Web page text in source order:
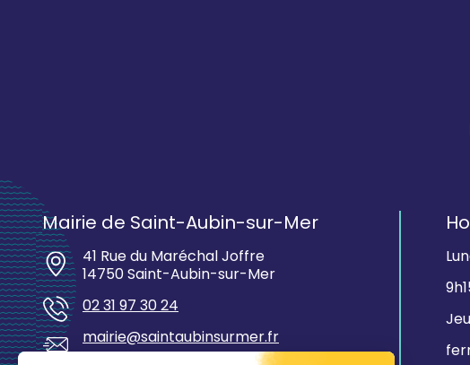
Mairie de Saint-Aubin-sur-Mer
41 Rue du Maréchal Joffre
14750 Saint-Aubin-sur-Mer
02 31 97 30 24
mairie@saintaubinsurmer.fr